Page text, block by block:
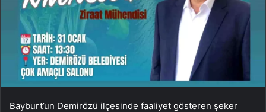
Bayburt’un Demirözü ilçesinde faaliyet gösteren şeker